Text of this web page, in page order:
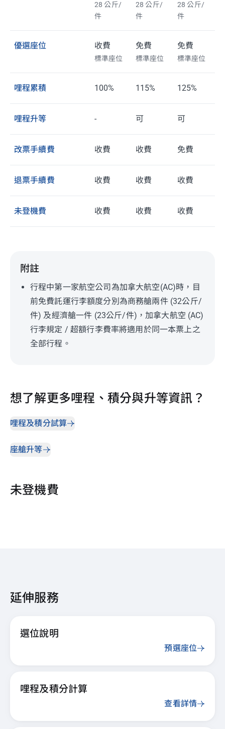
28 公斤/
件
28 公斤/
件
28 公斤/
件
優選座位 收費
標準座位
免費
標準座位
免費
標準座位
哩程累積 100% 115% 125%
哩程升等 - 可 可
改票手續費 收費 收費 免費
退票手續費 收費 收費 收費
未登機費 收費 收費 收費
附註
行程中第一家航空公司為加拿大航空(AC)時，目
前免費託運行李額度分別為商務艙兩件 (32公斤/
件) 及經濟艙一件 (23公斤/件)，加拿大航空 (AC)
行李規定 / 超額行李費率將適用於同一本票上之
全部行程。
想了解更多哩程、積分與升等資訊？
哩程及積分試算
座艙升等
未登機費
延伸服務
選位說明
預選座位
哩程及積分計算
查看詳情